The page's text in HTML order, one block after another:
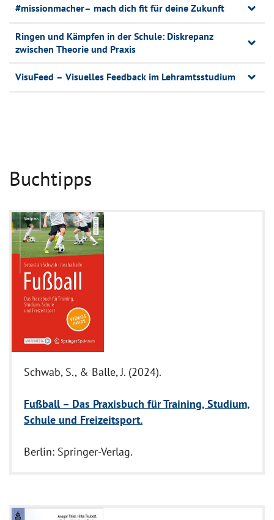
#missionmacher– mach dich fit für deine Zukunft
Ringen und Kämpfen in der Schule: Diskrepanz
zwischen Theorie und Praxis
VisuFeed – Visuelles Feedback im Lehramtsstudium
Buchtipps
Schwab, S., & Balle, J. (2024).
Fußball – Das Praxisbuch für Training, Studium,
Schule und Freizeitsport.
Berlin: Springer-Verlag.